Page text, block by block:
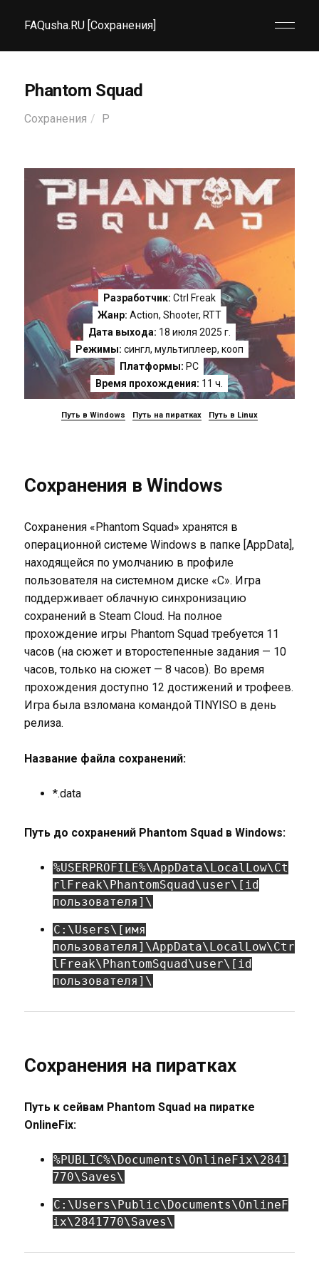
FAQusha.RU [Сохранения]
Phantom Squad
Сохранения P
Разработчик: Ctrl Freak
Жанр: Action, Shooter, RTT
Дата выхода: 18 июля 2025 г.
Режимы: сингл, мультиплеер, кооп
Платформы: PC
Время прохождения: 11 ч.
Путь в Windows Путь на пиратках Путь в Linux
Сохранения в Windows
Сохранения «Phantom Squad» хранятся в
операционной системе Windows в папке [AppData],
находящейся по умолчанию в профиле
пользователя на системном диске «C». Игра
поддерживает облачную синхронизацию
сохранений в Steam Cloud. На полное
прохождение игры Phantom Squad требуется 11
часов (на сюжет и второстепенные задания — 10
часов, только на сюжет — 8 часов). Во время
прохождения доступно 12 достижений и трофеев.
Игра была взломана командой TINYISO в день
релиза.
Название файла сохранений:
*.data
Путь до сохранений Phantom Squad в Windows:
%USERPROFILE%\AppData\LocalLow\Ct
rlFreak\PhantomSquad\user\[id
пользователя]\
C:\Users\[имя
пользователя]\AppData\LocalLow\Ctr
lFreak\PhantomSquad\user\[id
пользователя]\
Сохранения на пиратках
Путь к сейвам Phantom Squad на пиратке
OnlineFix:
%PUBLIC%\Documents\OnlineFix\2841
770\Saves\
C:\Users\Public\Documents\OnlineF
ix\2841770\Saves\